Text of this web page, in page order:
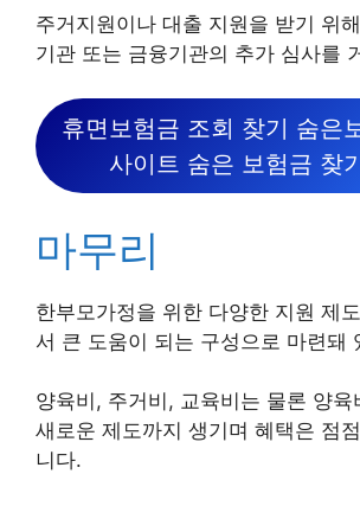
주거지원이나 대출 지원을 받기 위
기관 또는 금융기관의 추가 심사를
휴면보험금 조회 찾기 숨은
사이트 숨은 보험금 찾
마무리
한부모가정을 위한 다양한 지원 제
서 큰 도움이 되는 구성으로 마련돼
양육비, 주거비, 교육비는 물론 양육
새로운 제도까지 생기며 혜택은 점
니다.